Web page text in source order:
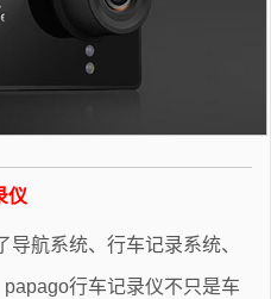
仪
航系统、行车记录系统、
行车记录仪不只是车